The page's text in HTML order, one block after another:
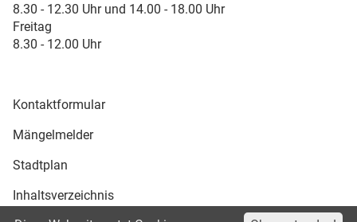
8.30 - 12.30 Uhr und 14.00 - 18.00 Uhr
Freitag
8.30 - 12.00 Uhr
Kontaktformular
Mängelmelder
Stadtplan
Inhaltsverzeichnis